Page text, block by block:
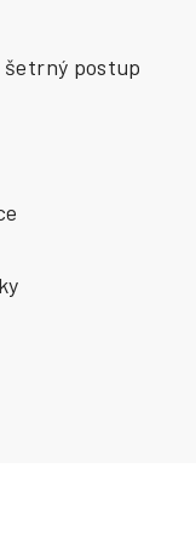
šetrný postup